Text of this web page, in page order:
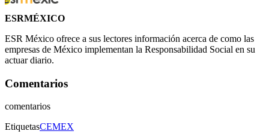
ESRMÉXICO
ESR México ofrece a sus lectores información acerca de como las
empresas de México implementan la Responsabilidad Social en su
actuar diario.
Comentarios
comentarios
EtiquetasCEMEX